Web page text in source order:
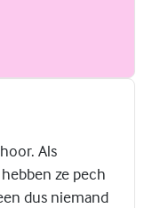
in de puberteit.
Als
ze pech
dus niemand